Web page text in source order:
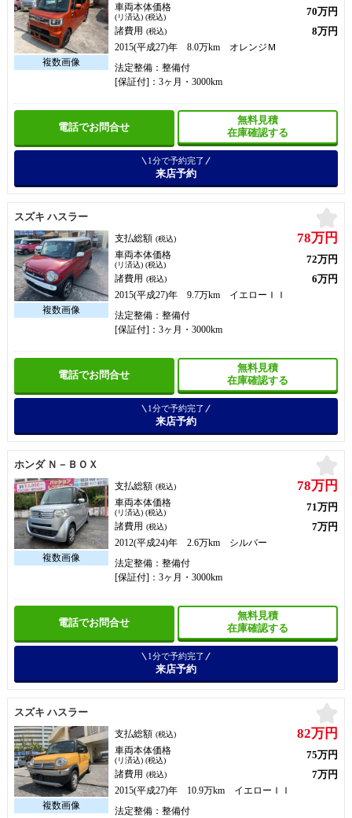
車両本体価格
(リ済込) (税込) 70万円
諸費用 (税込) 8万円
2015(平成27)年 8.0万km オレンジＭ
法定整備：整備付
[保証付]：3ヶ月・3000km
電話でお問合せ
無料見積
在庫確認する
1分で予約完了
来店予約
スズキ ハスラー
支払総額 (税込) 78万円
車両本体価格
(リ済込) (税込) 72万円
諸費用 (税込) 6万円
2015(平成27)年 9.7万km イエローＩＩ
法定整備：整備付
[保証付]：3ヶ月・3000km
電話でお問合せ
無料見積
在庫確認する
1分で予約完了
来店予約
ホンダ Ｎ－ＢＯＸ
支払総額 (税込) 78万円
車両本体価格
(リ済込) (税込) 71万円
諸費用 (税込) 7万円
2012(平成24)年 2.6万km シルバー
法定整備：整備付
[保証付]：3ヶ月・3000km
電話でお問合せ
無料見積
在庫確認する
1分で予約完了
来店予約
スズキ ハスラー
支払総額 (税込) 82万円
車両本体価格
(リ済込) (税込) 75万円
諸費用 (税込) 7万円
2015(平成27)年 10.9万km イエローＩＩ
法定整備：整備付